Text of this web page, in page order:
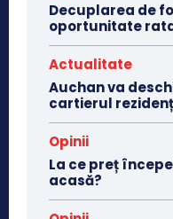
Decuplarea de
oportunitate
Actualitate
Auchan va
cartierul
Opinii
La ce preț
acasă?